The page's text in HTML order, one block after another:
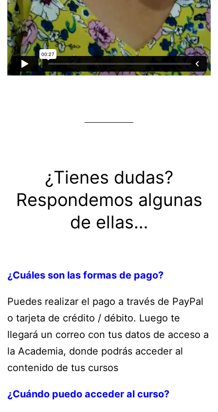
¿Tienes dudas?
Respondemos algunas
de ellas…
¿Cuáles son las formas de pago?
Puedes realizar el pago a través de PayPal
o tarjeta de crédito / débito. Luego te
llegará un correo con tus datos de acceso a
la Academia, donde podrás acceder al
contenido de tus cursos
¿Cuándo puedo acceder al curso?